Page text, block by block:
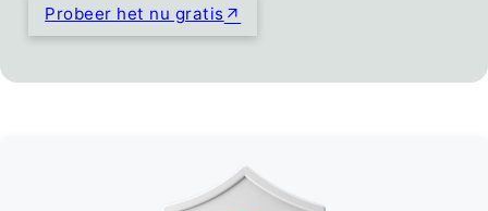
Probeer het nu gratis